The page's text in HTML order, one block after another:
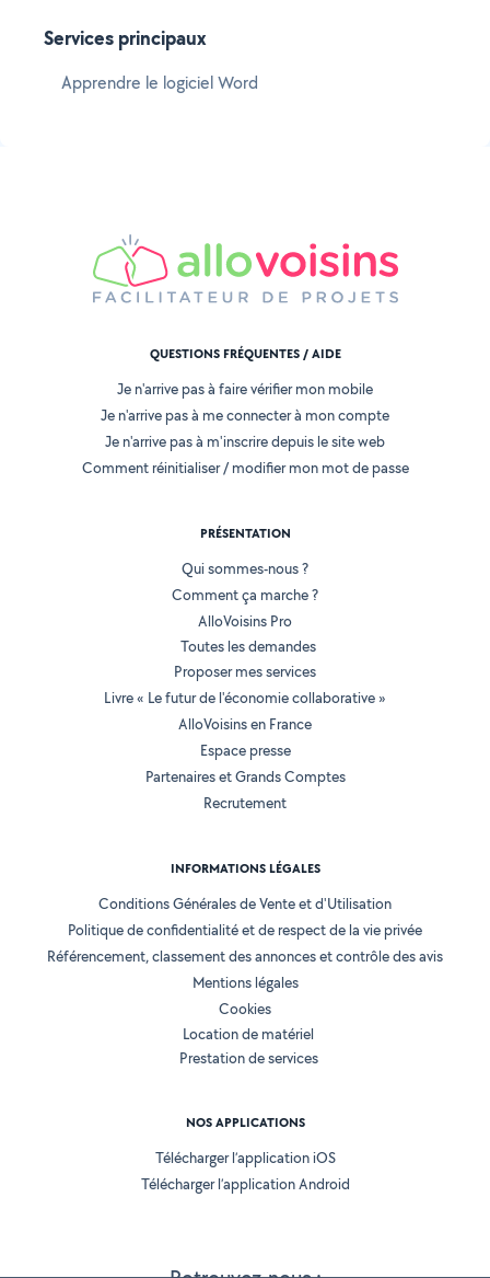
Services principaux
Apprendre le logiciel Word
QUESTIONS FRÉQUENTES / AIDE
Je n'arrive pas à faire vérifier mon mobile
Je n'arrive pas à me connecter à mon compte
Je n'arrive pas à m'inscrire depuis le site web
Comment réinitialiser / modifier mon mot de passe
PRÉSENTATION
Qui sommes-nous ?
Comment ça marche ?
AlloVoisins Pro
Toutes les demandes
Proposer mes services
Livre « Le futur de l'économie collaborative »
AlloVoisins en France
Espace presse
Partenaires et Grands Comptes
Recrutement
INFORMATIONS LÉGALES
Conditions Générales de Vente et d'Utilisation
Politique de confidentialité et de respect de la vie privée
Référencement, classement des annonces et contrôle des avis
Mentions légales
Cookies
Location de matériel
Prestation de services
NOS APPLICATIONS
Télécharger l’application iOS
Télécharger l’application Android